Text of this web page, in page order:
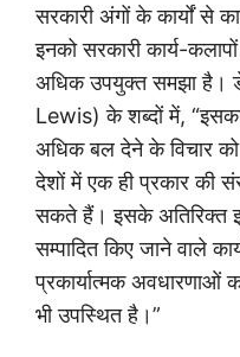
सरकारी अंगों के कार्यों से
इनको सरकारी कार्य-
अधिक उपयुक्त समझा है।
Lewis) के शब्दों में,
अधिक बल देने के विचार को
देशों में एक ही प्रकार की
सकते हैं। इसके अतिरिक्त
सम्पादित किए जाने वाले
प्रकार्यात्मक अवधारणाओं
भी उपस्थित है।”